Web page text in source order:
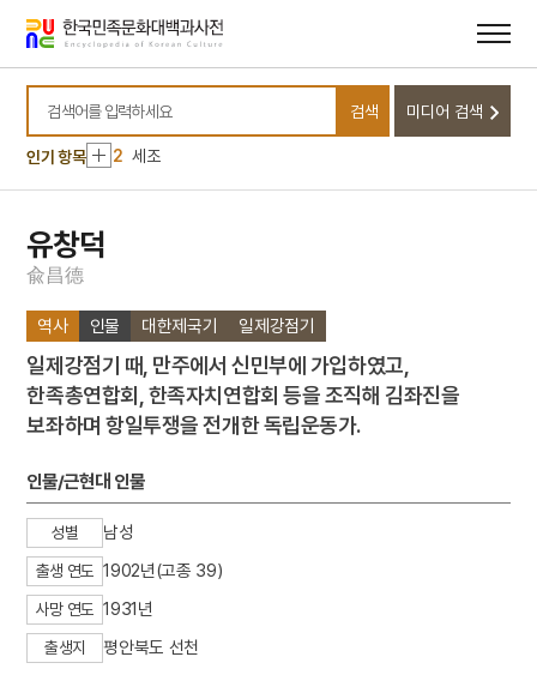
바로가기
바로가기
검색어를 입력하세요
검색 미디어 검색
인기 항목
10 민족종교
1 금성대군
2 세조
3 이이
7
고향
8
꿀벌
9 만파식적 설화
1 금성대군
6
연평해전
유창덕
兪昌德
역사 인물 대한제국기 일제강점기
일제강점기 때, 만주에서 신민부에 가입하였고,
한족총연합회, 한족자치연합회 등을 조직해 김좌진을
보좌하며 항일투쟁을 전개한 독립운동가.
인물/근현대 인물
성별 남성
출생 연도 1902년(고종 39)
사망 연도 1931년
출생지 평안북도 선천